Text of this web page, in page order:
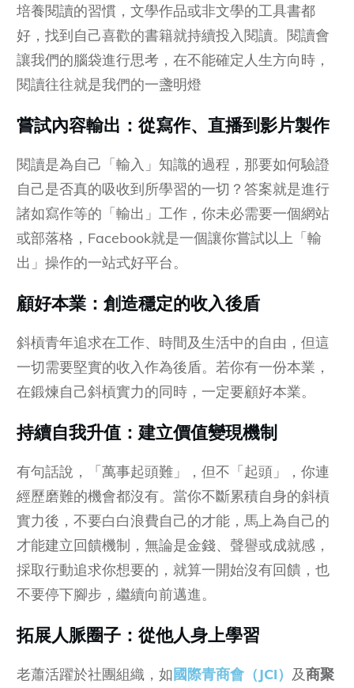
培養閱讀的習慣，文學作品或非文學的工具書都
好，找到自己喜歡的書籍就持續投入閱讀。閱讀會
讓我們的腦袋進行思考，在不能確定人生方向時，
閱讀往往就是我們的一盞明燈
嘗試內容輸出：從寫作、直播到影片製作
閱讀是為自己「輸入」知識的過程，那要如何驗證
自己是否真的吸收到所學習的一切？答案就是進行
諸如寫作等的「輸出」工作，你未必需要一個網站
或部落格，Facebook就是一個讓你嘗試以上「輸
出」操作的一站式好平台。
顧好本業：創造穩定的收入後盾
斜槓青年追求在工作、時間及生活中的自由，但這
一切需要堅實的收入作為後盾。若你有一份本業，
在鍛煉自己斜槓實力的同時，一定要顧好本業。
持續自我升值：建立價值變現機制
有句話說，「萬事起頭難」，但不「起頭」，你連
經歷磨難的機會都沒有。當你不斷累積自身的斜槓
實力後，不要白白浪費自己的才能，馬上為自己的
才能建立回饋機制，無論是金錢、聲譽或成就感，
採取行動追求你想要的，就算一開始沒有回饋，也
不要停下腳步，繼續向前邁進。
拓展人脈圈子：從他人身上學習
老蕭活躍於社團組織，如國際青商會（JCI） 及商聚